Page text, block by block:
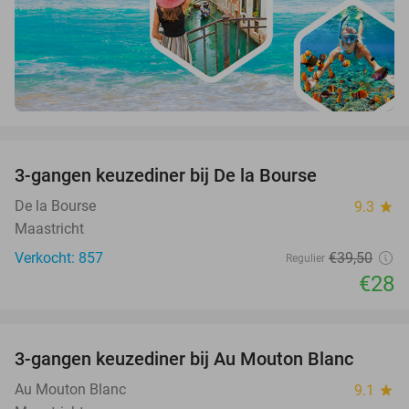
3-gangen keuzediner bij De la Bourse
De la Bourse 9.3 star
Maastricht
Verkocht: 857
Regulier €39,50
€28
33%
3-gangen keuzediner bij Au Mouton Blanc
Au Mouton Blanc 9.1 star